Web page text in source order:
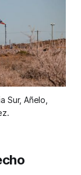
Sur, Añelo,